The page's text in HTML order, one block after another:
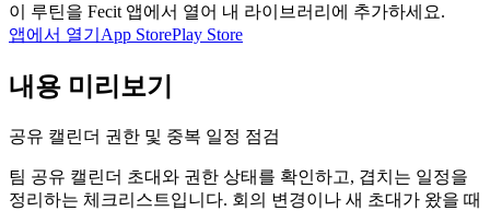
이 루틴을 Fecit 앱에서 열어 내 라이브러리에 추가하세요.
앱에서 열기 App StorePlay Store
내용 미리보기
공유 캘린더 권한 및 중복 일정 점검
팀 공유 캘린더 초대와 권한 상태를 확인하고, 겹치는 일정을
정리하는 체크리스트입니다. 회의 변경이나 새 초대가 왔을 때